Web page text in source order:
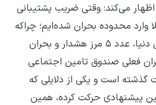
می‌کند: وقتی ضریب پشتیبانی
عملا وارد محدوده بحران شده‌ایم؛ چراکه
در نظام‌های بیمه اجتماعی دنیا، عدد ۵ مرز هشدار و بحران
فعلی صندوق تامین اجتماعی
است و یکی از دلایلی که
پیشنهادی حرکت کرده، همین